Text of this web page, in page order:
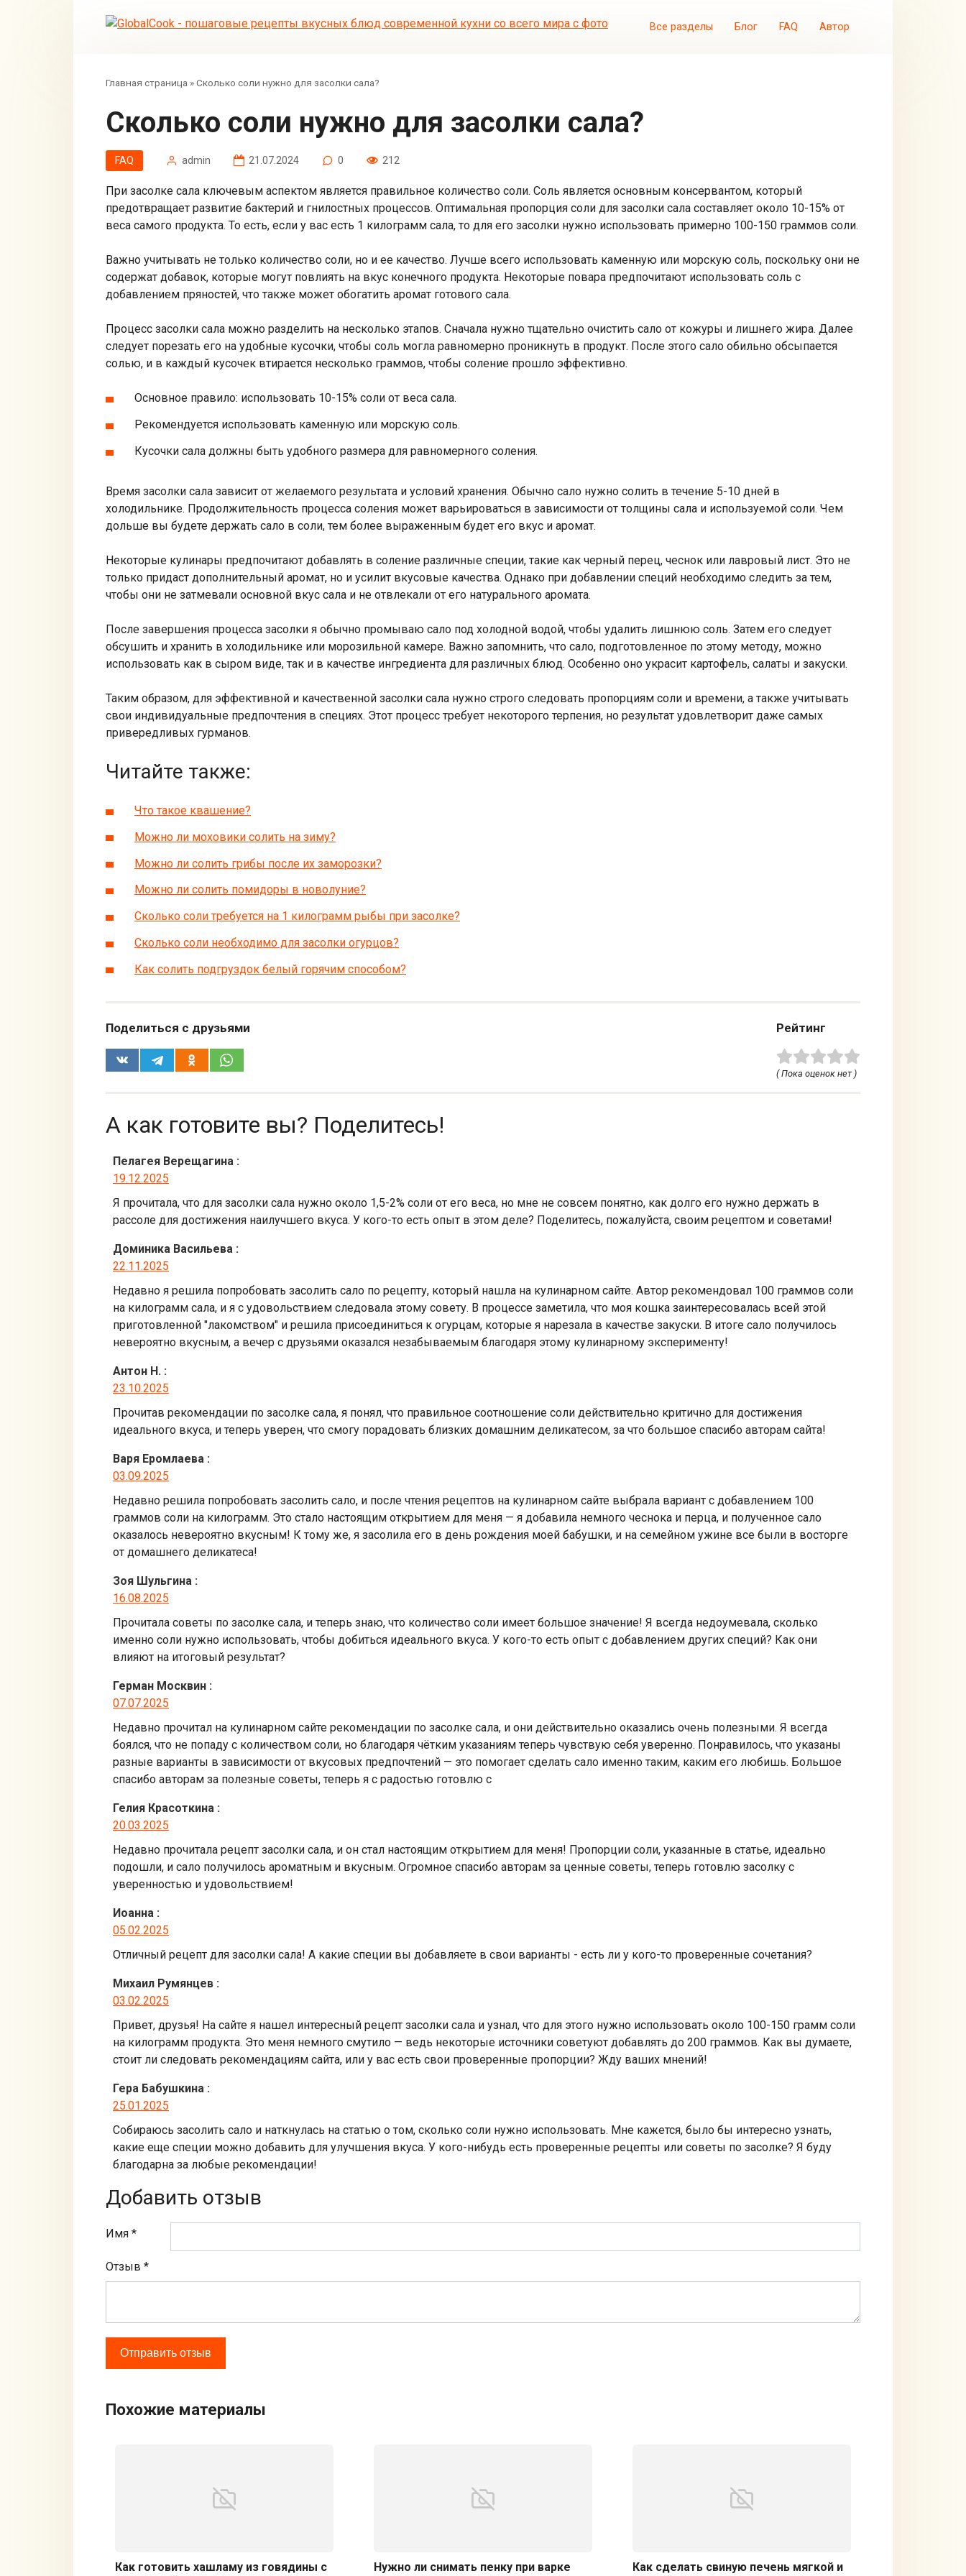
Все разделы Блог FAQ Автор
Главная страница »Сколько соли нужно для засолки сала?
Сколько соли нужно для засолки сала?
FAQ admin 21.07.2024 0 212
При засолке сала ключевым аспектом является правильное количество соли. Соль является основным консервантом, который
предотвращает развитие бактерий и гнилостных процессов. Оптимальная пропорция соли для засолки сала составляет около 10-15% от
веса самого продукта. То есть, если у вас есть 1 килограмм сала, то для его засолки нужно использовать примерно 100-150 граммов соли.
Важно учитывать не только количество соли, но и ее качество. Лучше всего использовать каменную или морскую соль, поскольку они не
содержат добавок, которые могут повлиять на вкус конечного продукта. Некоторые повара предпочитают использовать соль с
добавлением пряностей, что также может обогатить аромат готового сала.
Процесс засолки сала можно разделить на несколько этапов. Сначала нужно тщательно очистить сало от кожуры и лишнего жира. Далее
следует порезать его на удобные кусочки, чтобы соль могла равномерно проникнуть в продукт. После этого сало обильно обсыпается
солью, и в каждый кусочек втирается несколько граммов, чтобы соление прошло эффективно.
Основное правило: использовать 10-15% соли от веса сала.
Рекомендуется использовать каменную или морскую соль.
Кусочки сала должны быть удобного размера для равномерного соления.
Время засолки сала зависит от желаемого результата и условий хранения. Обычно сало нужно солить в течение 5-10 дней в
холодильнике. Продолжительность процесса соления может варьироваться в зависимости от толщины сала и используемой соли. Чем
дольше вы будете держать сало в соли, тем более выраженным будет его вкус и аромат.
Некоторые кулинары предпочитают добавлять в соление различные специи, такие как черный перец, чеснок или лавровый лист. Это не
только придаст дополнительный аромат, но и усилит вкусовые качества. Однако при добавлении специй необходимо следить за тем,
чтобы они не затмевали основной вкус сала и не отвлекали от его натурального аромата.
После завершения процесса засолки я обычно промываю сало под холодной водой, чтобы удалить лишнюю соль. Затем его следует
обсушить и хранить в холодильнике или морозильной камере. Важно запомнить, что сало, подготовленное по этому методу, можно
использовать как в сыром виде, так и в качестве ингредиента для различных блюд. Особенно оно украсит картофель, салаты и закуски.
Таким образом, для эффективной и качественной засолки сала нужно строго следовать пропорциям соли и времени, а также учитывать
свои индивидуальные предпочтения в специях. Этот процесс требует некоторого терпения, но результат удовлетворит даже самых
привередливых гурманов.
Читайте также:
Что такое квашение?
Можно ли моховики солить на зиму?
Можно ли солить грибы после их заморозки?
Можно ли солить помидоры в новолуние?
Сколько соли требуется на 1 килограмм рыбы при засолке?
Сколько соли необходимо для засолки огурцов?
Как солить подгруздок белый горячим способом?
Поделиться с друзьями Рейтинг
( Пока оценок нет )
А как готовите вы? Поделитесь!
Пелагея Верещагина :
19.12.2025
Я прочитала, что для засолки сала нужно около 1,5-2% соли от его веса, но мне не совсем понятно, как долго его нужно держать в
рассоле для достижения наилучшего вкуса. У кого-то есть опыт в этом деле? Поделитесь, пожалуйста, своим рецептом и советами!
Доминика Васильева :
22.11.2025
Недавно я решила попробовать засолить сало по рецепту, который нашла на кулинарном сайте. Автор рекомендовал 100 граммов соли
на килограмм сала, и я с удовольствием следовала этому совету. В процессе заметила, что моя кошка заинтересовалась всей этой
приготовленной "лакомством" и решила присоединиться к огурцам, которые я нарезала в качестве закуски. В итоге сало получилось
невероятно вкусным, а вечер с друзьями оказался незабываемым благодаря этому кулинарному эксперименту!
Антон Н. :
23.10.2025
Прочитав рекомендации по засолке сала, я понял, что правильное соотношение соли действительно критично для достижения
идеального вкуса, и теперь уверен, что смогу порадовать близких домашним деликатесом, за что большое спасибо авторам сайта!
Варя Еромлаева :
03.09.2025
Недавно решила попробовать засолить сало, и после чтения рецептов на кулинарном сайте выбрала вариант с добавлением 100
граммов соли на килограмм. Это стало настоящим открытием для меня — я добавила немного чеснока и перца, и полученное сало
оказалось невероятно вкусным! К тому же, я засолила его в день рождения моей бабушки, и на семейном ужине все были в восторге
от домашнего деликатеса!
Зоя Шульгина :
16.08.2025
Прочитала советы по засолке сала, и теперь знаю, что количество соли имеет большое значение! Я всегда недоумевала, сколько
именно соли нужно использовать, чтобы добиться идеального вкуса. У кого-то есть опыт с добавлением других специй? Как они
влияют на итоговый результат?
Герман Москвин :
07.07.2025
Недавно прочитал на кулинарном сайте рекомендации по засолке сала, и они действительно оказались очень полезными. Я всегда
боялся, что не попаду с количеством соли, но благодаря чётким указаниям теперь чувствую себя уверенно. Понравилось, что указаны
разные варианты в зависимости от вкусовых предпочтений — это помогает сделать сало именно таким, каким его любишь. Большое
спасибо авторам за полезные советы, теперь я с радостью готовлю с
Гелия Красоткина :
20.03.2025
Недавно прочитала рецепт засолки сала, и он стал настоящим открытием для меня! Пропорции соли, указанные в статье, идеально
подошли, и сало получилось ароматным и вкусным. Огромное спасибо авторам за ценные советы, теперь готовлю засолку с
уверенностью и удовольствием!
Иоанна :
05.02.2025
Отличный рецепт для засолки сала! А какие специи вы добавляете в свои варианты - есть ли у кого-то проверенные сочетания?
Михаил Румянцев :
03.02.2025
Привет, друзья! На сайте я нашел интересный рецепт засолки сала и узнал, что для этого нужно использовать около 100-150 грамм соли
на килограмм продукта. Это меня немного смутило — ведь некоторые источники советуют добавлять до 200 граммов. Как вы думаете,
стоит ли следовать рекомендациям сайта, или у вас есть свои проверенные пропорции? Жду ваших мнений!
Гера Бабушкина :
25.01.2025
Собираюсь засолить сало и наткнулась на статью о том, сколько соли нужно использовать. Мне кажется, было бы интересно узнать,
какие еще специи можно добавить для улучшения вкуса. У кого-нибудь есть проверенные рецепты или советы по засолке? Я буду
благодарна за любые рекомендации!
Добавить отзыв
Имя *
Отзыв *
Похожие материалы
Как готовить хашламу из говядины с
Нужно ли снимать пенку при варке
Как сделать свиную печень мягкой и